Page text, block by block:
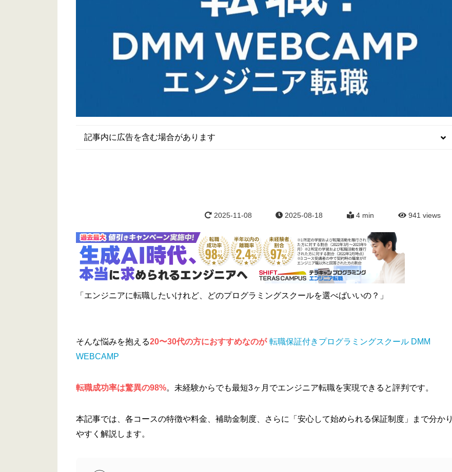
2025-11-08 2025-08-18 4 min 941 views
記事内に広告を含む場合があります
「エンジニアに転職したいけれど、どのプログラミングスクールを選べばいいの？」
そんな悩みを抱える20〜30代の方におすすめなのが 転職保証付きプログラミングスクール DMM
WEBCAMP
転職成功率は驚異の98%。未経験からでも最短3ヶ月でエンジニア転職を実現できると評判です。
本記事では、各コースの特徴や料金、補助金制度、さらに「安心して始められる保証制度」まで分かり
やすく解説します。